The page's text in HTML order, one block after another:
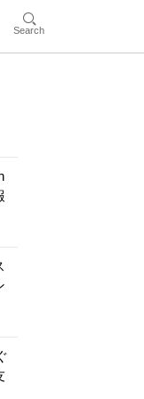
Search